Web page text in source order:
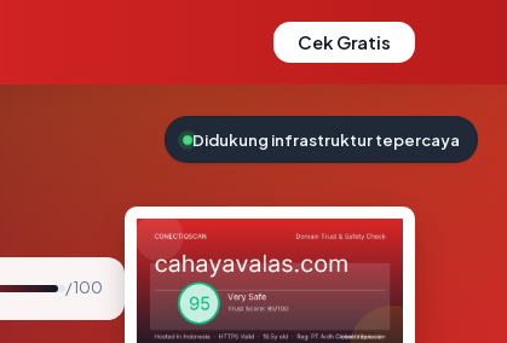
Cek Gratis
/ 100
Didukung infrastruktur tepercaya